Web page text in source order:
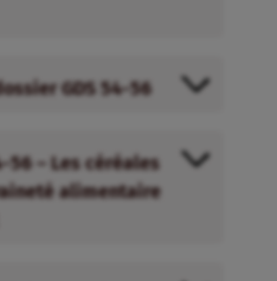
GDS 54-56
56 – Les céréales
alimentaire